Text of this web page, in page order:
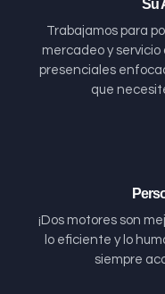
Su
Trabajamos para
mercadeo y
presenciales
que
¡Dos motores son
lo eficiente y lo
siempre